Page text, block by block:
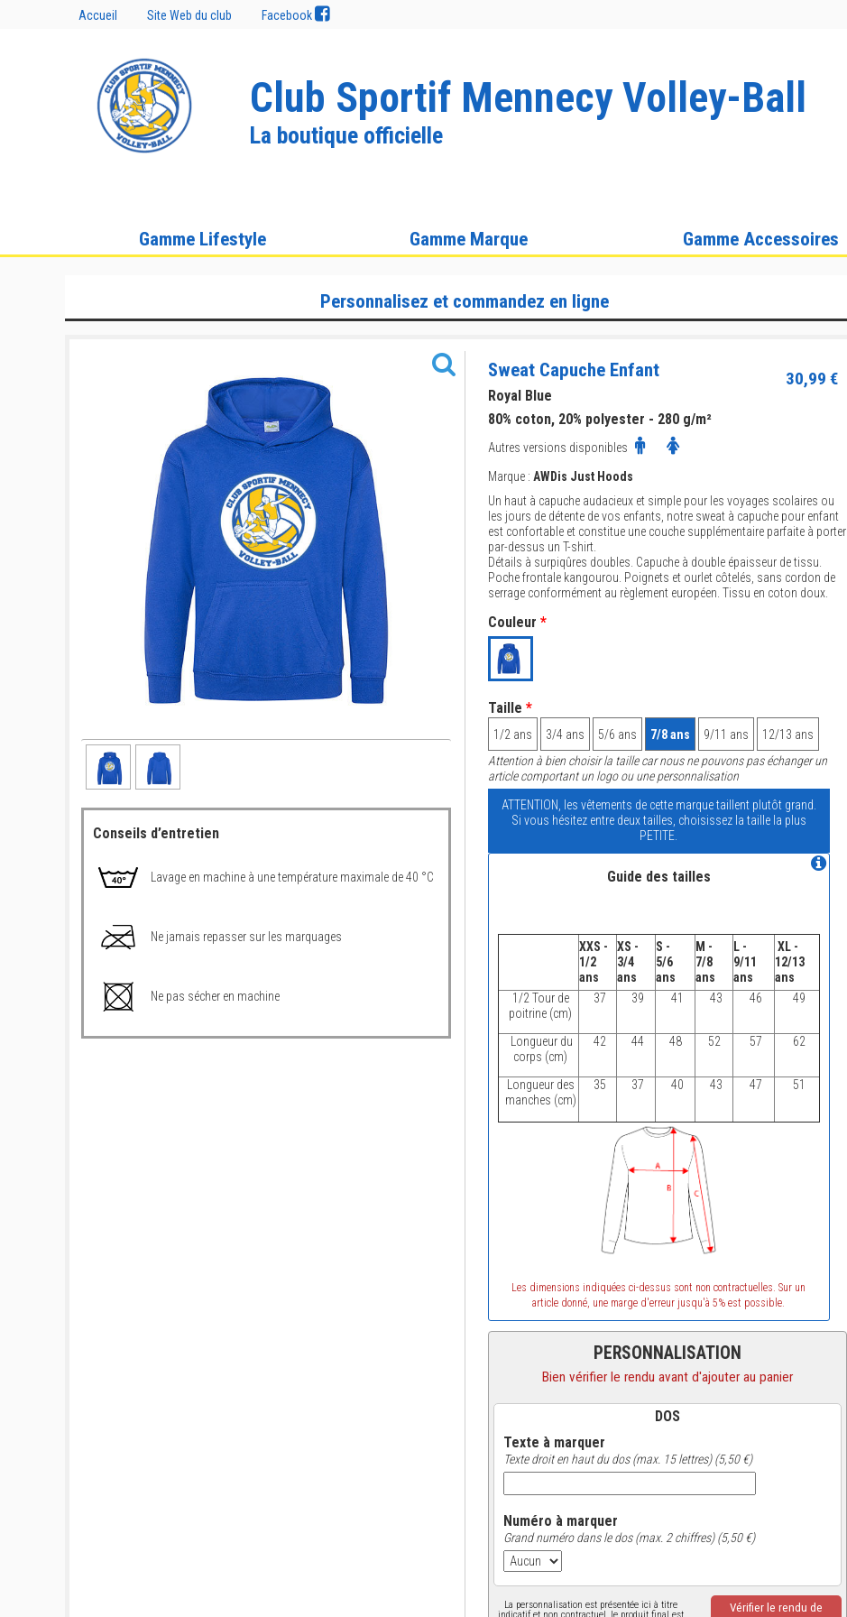
Accueil Site Web du club Facebook
Club Sportif Mennecy Volley-Ball
La boutique officielle
Gamme Lifestyle Gamme Marque Gamme Accessoires
Personnalisez et commandez en ligne
Conseils d’entretien
Lavage en machine à une température maximale de 40 °C
Ne jamais repasser sur les marquages
Ne pas sécher en machine
Sweat Capuche Enfant 30,99 €
Royal Blue
80% coton, 20% polyester - 280 g/m²
Autres versions disponibles
Marque : AWDis Just Hoods
Un haut à capuche audacieux et simple pour les voyages scolaires ou
les jours de détente de vos enfants, notre sweat à capuche pour enfant
est confortable et constitue une couche supplémentaire parfaite à porter
par-dessus un T-shirt.
Détails à surpiqûres doubles. Capuche à double épaisseur de tissu.
Poche frontale kangourou. Poignets et ourlet côtelés, sans cordon de
serrage conformément au règlement européen. Tissu en coton doux.
Couleur *
Taille *
1/2 ans 3/4 ans 5/6 ans 7/8 ans 9/11 ans
12/13 ans
Attention à bien choisir la taille car nous ne pouvons pas échanger un
article comportant un logo ou une personnalisation
ATTENTION, les vêtements de cette marque taillent plutôt grand.
Si vous hésitez entre deux tailles, choisissez la taille la plus
PETITE.
Guide des tailles
XXS -
1/2
ans
XS -
3/4
ans
S -
5/6
ans
M -
7/8
ans
L -
9/11
ans
XL -
12/13
ans
1/2 Tour de
poitrine (cm)
37 39 41 43 46 49
Longueur du
corps (cm)
42 44 48 52 57 62
Longueur des
manches (cm)
35 37 40 43 47 51
Les dimensions indiquées ci-dessus sont non contractuelles. Sur un
article donné, une marge d'erreur jusqu'à 5% est possible.
PERSONNALISATION
Bien vérifier le rendu avant d'ajouter au panier
DOS
Texte à marquer
Texte droit en haut du dos (max. 15 lettres) (5,50 €)
Numéro à marquer
Grand numéro dans le dos (max. 2 chiffres) (5,50 €)
La personnalisation est présentée ici à titre
Vérifier le rendu de